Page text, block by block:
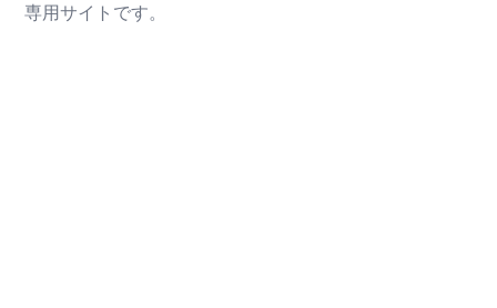
専用サイトです。